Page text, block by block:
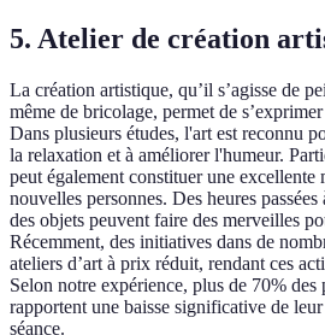
5. Atelier de création
La création artistique, qu’il s’agisse de
même de bricolage, permet de
Dans plusieurs études, l'art est reconnu
la relaxation et à améliorer l'humeur.
peut également constituer une excellente
nouvelles personnes. Des heures
des objets peuvent faire des merveilles
Récemment, des initiatives dans de
ateliers d’art à prix réduit, rendant ces
Selon notre expérience, plus de 70% des
rapportent une baisse significative de leur
séance.